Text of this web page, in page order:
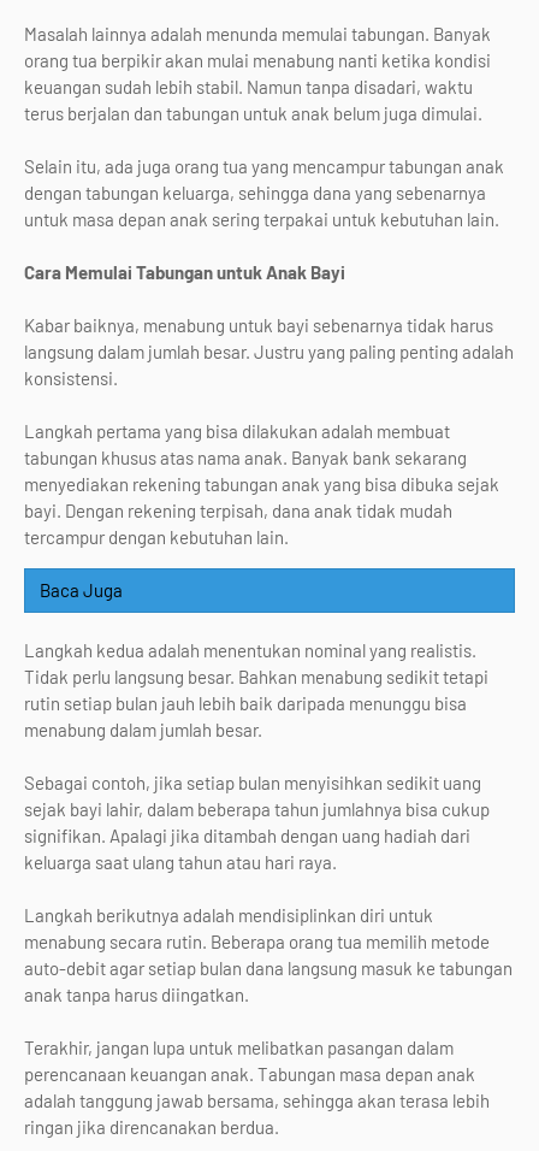
Masalah lainnya adalah menunda memulai tabungan. Banyak
orang tua berpikir akan mulai menabung nanti ketika kondisi
keuangan sudah lebih stabil. Namun tanpa disadari, waktu
terus berjalan dan tabungan untuk anak belum juga dimulai.
Selain itu, ada juga orang tua yang mencampur tabungan anak
dengan tabungan keluarga, sehingga dana yang sebenarnya
untuk masa depan anak sering terpakai untuk kebutuhan lain.
Cara Memulai Tabungan untuk Anak Bayi
Kabar baiknya, menabung untuk bayi sebenarnya tidak harus
langsung dalam jumlah besar. Justru yang paling penting adalah
konsistensi.
Langkah pertama yang bisa dilakukan adalah membuat
tabungan khusus atas nama anak. Banyak bank sekarang
menyediakan rekening tabungan anak yang bisa dibuka sejak
bayi. Dengan rekening terpisah, dana anak tidak mudah
tercampur dengan kebutuhan lain.
Baca Juga
Langkah kedua adalah menentukan nominal yang realistis.
Tidak perlu langsung besar. Bahkan menabung sedikit tetapi
rutin setiap bulan jauh lebih baik daripada menunggu bisa
menabung dalam jumlah besar.
Sebagai contoh, jika setiap bulan menyisihkan sedikit uang
sejak bayi lahir, dalam beberapa tahun jumlahnya bisa cukup
signifikan. Apalagi jika ditambah dengan uang hadiah dari
keluarga saat ulang tahun atau hari raya.
Langkah berikutnya adalah mendisiplinkan diri untuk
menabung secara rutin. Beberapa orang tua memilih metode
auto-debit agar setiap bulan dana langsung masuk ke tabungan
anak tanpa harus diingatkan.
Terakhir, jangan lupa untuk melibatkan pasangan dalam
perencanaan keuangan anak. Tabungan masa depan anak
adalah tanggung jawab bersama, sehingga akan terasa lebih
ringan jika direncanakan berdua.